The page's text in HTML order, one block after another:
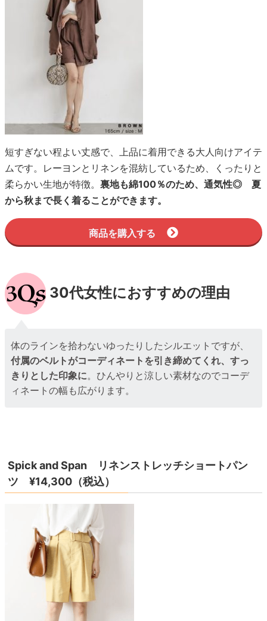
短すぎない程よい丈感で、上品に着用できる大人向けアイテ
ムです。レーヨンとリネンを混紡しているため、くったりと
柔らかい生地が特徴。 裏地も綿100％のため、通気性◎ 夏
から秋まで長く着ることができます。
商品を購入する
30代女性におすすめの理由
体のラインを拾わないゆったりしたシルエットですが、
付属のベルトがコーディネートを引き締めてくれ、すっ
きりとした印象に。ひんやりと涼しい素材なのでコーデ
ィネートの幅も広がります。
Spick and Span リネンストレッチショートパン
ツ ¥14,300（税込）